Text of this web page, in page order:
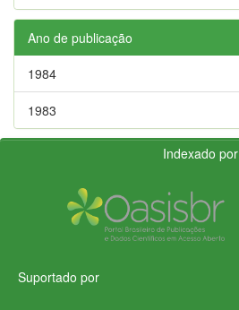
Ano de publicação
1984
1983
Indexado por
Suportado por